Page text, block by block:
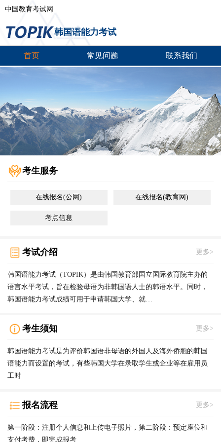
中国教育考试网
韩国语能力考试
首页 常见问题 联系我们
考生服务
在线报名(公网) 在线报名(教育网)
考点信息
考试介绍 更多>
韩国语能力考试（TOPIK）是由韩国教育部国立国际教育院主办的
语言水平考试，旨在检验母语为非韩国语人士的韩语水平。同时，
韩国语能力考试成绩可用于申请韩国大学、就…
考生须知 更多>
韩国语能力考试是为评价韩国语非母语的外国人及海外侨胞的韩国
语能力而设置的考试，有些韩国大学在录取学生或企业等在雇用员
工时
报名流程 更多>
第一阶段：注册个人信息和上传电子照片，第二阶段：预定座位和
支付考费，即完成报考